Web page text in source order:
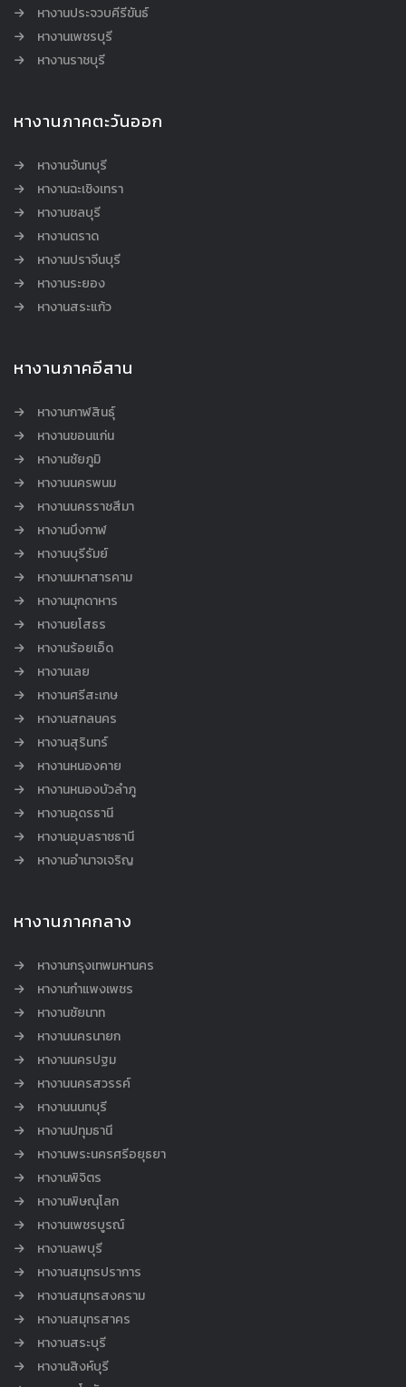
หางานประจวบคีรีขันธ์
หางานเพชรบุรี
หางานราชบุรี
หางานภาคตะวันออก
หางานจันทบุรี
หางานฉะเชิงเทรา
หางานชลบุรี
หางานตราด
หางานปราจีนบุรี
หางานระยอง
หางานสระแก้ว
หางานภาคอีสาน
หางานกาฬสินธุ์
หางานขอนแก่น
หางานชัยภูมิ
หางานนครพนม
หางานนครราชสีมา
หางานบึงกาฬ
หางานบุรีรัมย์
หางานมหาสารคาม
หางานมุกดาหาร
หางานยโสธร
หางานร้อยเอ็ด
หางานเลย
หางานศรีสะเกษ
หางานสกลนคร
หางานสุรินทร์
หางานหนองคาย
หางานหนองบัวลำภู
หางานอุดรธานี
หางานอุบลราชธานี
หางานอำนาจเจริญ
หางานภาคกลาง
หางานกรุงเทพมหานคร
หางานกำแพงเพชร
หางานชัยนาท
หางานนครนายก
หางานนครปฐม
หางานนครสวรรค์
หางานนนทบุรี
หางานปทุมธานี
หางานพระนครศรีอยุธยา
หางานพิจิตร
หางานพิษณุโลก
หางานเพชรบูรณ์
หางานลพบุรี
หางานสมุทรปราการ
หางานสมุทรสงคราม
หางานสมุทรสาคร
หางานสระบุรี
หางานสิงห์บุรี